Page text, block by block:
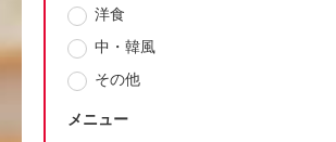
洋食
中・韓風
その他
メニュー